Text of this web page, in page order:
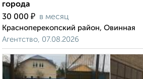
города
30 000 ₽ в месяц
Красноперекопский район, Овинная
Агентство, 07.08.2026